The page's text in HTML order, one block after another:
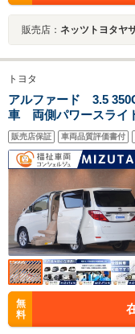
販売店： ネッツトヨタヤ
トヨタ
アルファード 3.5
車 両側パワースライ
販売店保証 車両品質評価書付
無
料